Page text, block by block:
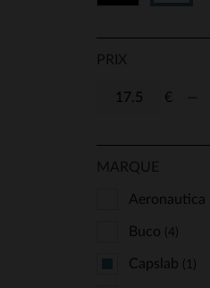
PRIX
€
MARQUE
Aeronautica
Buco (4)
Capslab (1)